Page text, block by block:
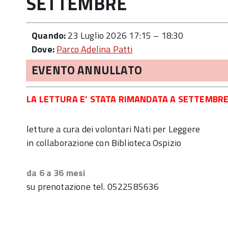
Quando:23 Luglio 2026 17:15 – 18:30
Dove:Parco Adelina Patti
EVENTO ANNULLATO
LA LETTURA E’ STATA RIMANDATA A
letture a cura dei volontari Nati per Leggere
in collaborazione con Biblioteca Ospizio
da 6 a 36 mesi
su prenotazione tel. 0522585636